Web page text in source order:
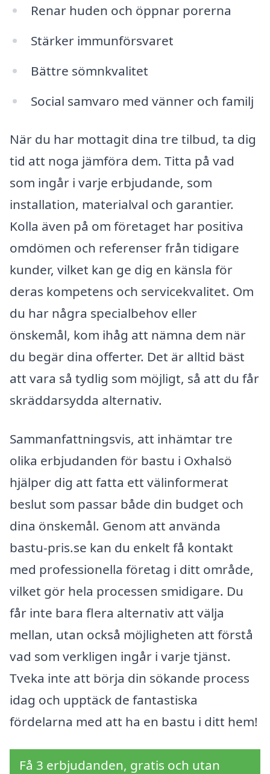
Renar huden och öppnar porerna
Stärker immunförsvaret
Bättre sömnkvalitet
Social samvaro med vänner och familj
När du har mottagit dina tre tilbud, ta dig
tid att noga jämföra dem. Titta på vad
som ingår i varje erbjudande, som
installation, materialval och garantier.
Kolla även på om företaget har positiva
omdömen och referenser från tidigare
kunder, vilket kan ge dig en känsla för
deras kompetens och servicekvalitet. Om
du har några specialbehov eller
önskemål, kom ihåg att nämna dem när
du begär dina offerter. Det är alltid bäst
att vara så tydlig som möjligt, så att du får
skräddarsydda alternativ.
Sammanfattningsvis, att inhämtar tre
olika erbjudanden för bastu i Oxhalsö
hjälper dig att fatta ett välinformerat
beslut som passar både din budget och
dina önskemål. Genom att använda
bastu-pris.se kan du enkelt få kontakt
med professionella företag i ditt område,
vilket gör hela processen smidigare. Du
får inte bara flera alternativ att välja
mellan, utan också möjligheten att förstå
vad som verkligen ingår i varje tjänst.
Tveka inte att börja din sökande process
idag och upptäck de fantastiska
fördelarna med att ha en bastu i ditt hem!
Få 3 erbjudanden, gratis och utan